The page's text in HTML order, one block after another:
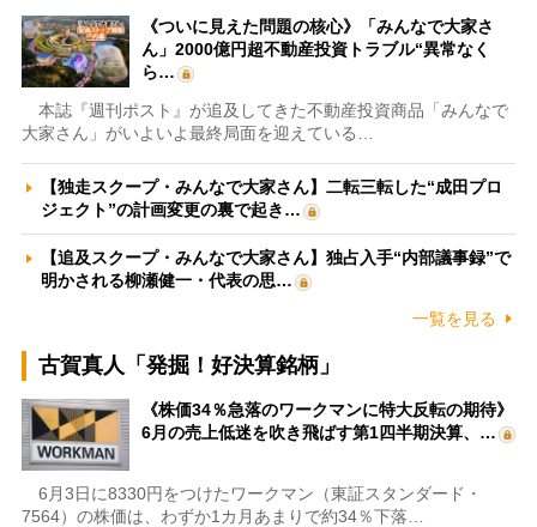
《ついに見えた問題の核心》「みんなで大家さ
ん」2000億円超不動産投資トラブル“異常なく
ら…
本誌『週刊ポスト』が追及してきた不動産投資商品「みんなで
大家さん」がいよいよ最終局面を迎えている…
【独走スクープ・みんなで大家さん】二転三転した“成田プロ
ジェクト”の計画変更の裏で起き…
【追及スクープ・みんなで大家さん】独占入手“内部議事録”で
明かされる柳瀬健一・代表の思…
一覧を見る
古賀真人「発掘！好決算銘柄」
《株価34％急落のワークマンに特大反転の期待》
6月の売上低迷を吹き飛ばす第1四半期決算、…
6月3日に8330円をつけたワークマン（東証スタンダード・
7564）の株価は、わずか1カ月あまりで約34％下落…